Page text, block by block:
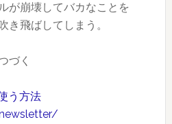
が崩壊してバカなことを
き飛ばしてしまう。
づく
う方法